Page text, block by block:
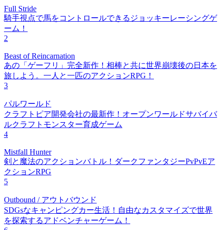
Full Stride
騎手視点で馬をコントロールできるジョッキーレーシングゲ
ーム！
2
Beast of Reincarnation
あの「ゲーフリ」完全新作！相棒と共に世界崩壊後の日本を
旅しよう。一人と一匹のアクションRPG！
3
パルワールド
クラフトピア開発会社の最新作！オープンワールドサバイバ
ルクラフトモンスター育成ゲーム
4
Mistfall Hunter
剣と魔法のアクションバトル！ダークファンタジーPvPvEア
クションRPG
5
Outbound / アウトバウンド
SDGsなキャンピングカー生活！自由なカスタマイズで世界
を探索するアドベンチャーゲーム！